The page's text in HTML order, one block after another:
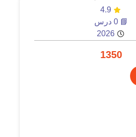
4.9
📘 0 درس
2026
1350